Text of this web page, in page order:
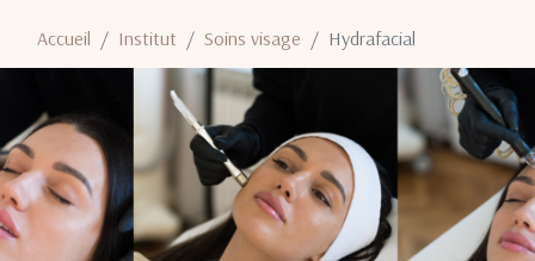
Accueil Institut Soins visage Hydrafacial